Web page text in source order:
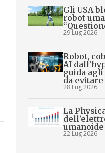
Gli USA
robot
29 Lug 2026
Robot,
AI
guida
da
28 Lug 2026
La
22 Lug 2026